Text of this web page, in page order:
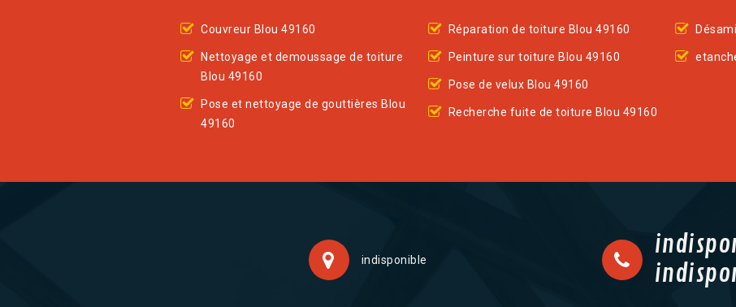
Couvreur Blou 49160
Nettoyage et demoussage de toiture
Blou 49160
Pose et nettoyage de gouttières Blou
49160
Réparation de toiture Blou 49160
Peinture sur toiture Blou 49160
Pose de velux Blou 49160
Recherche fuite de toiture Blou 49160
indisponible